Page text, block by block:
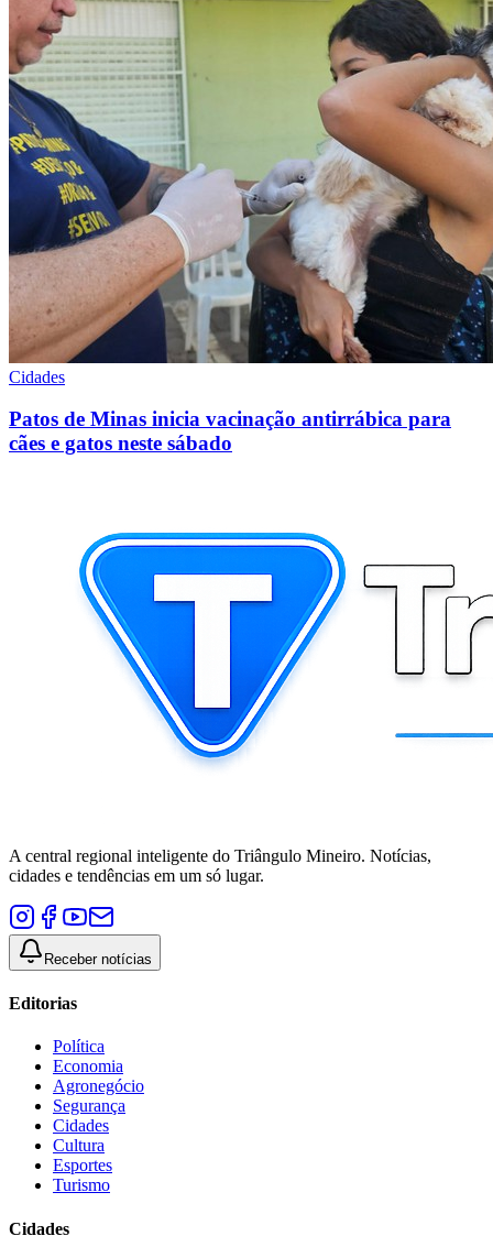
Cidades
Patos de Minas inicia vacinação antirrábica para
cães e gatos neste sábado
A central regional inteligente do Triângulo Mineiro. Notícias,
cidades e tendências em um só lugar.
Receber notícias
Editorias
Política
Economia
Agronegócio
Segurança
Cidades
Cultura
Esportes
Turismo
Cidades